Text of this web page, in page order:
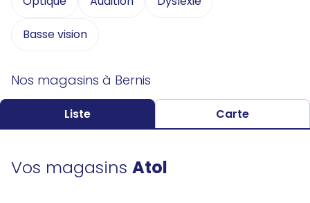
Basse vision
Nos magasins à Bernis
Liste Carte
Vos magasins Atol